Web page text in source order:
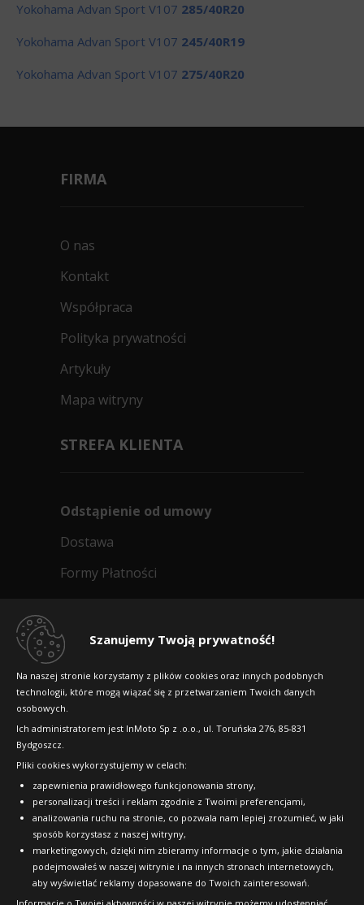
Szanujemy Twoją prywatność!
Na naszej stronie korzystamy z plików cookies oraz innych podobnych
technologii, które mogą wiązać się z przetwarzaniem Twoich danych
osobowych.
Ich administratorem jest InMoto Sp z .o.o., ul. Toruńska 276, 85-831
Bydgoszcz.
Pliki cookies wykorzystujemy w celach:
zapewnienia prawidłowego funkcjonowania strony,
personalizacji treści i reklam zgodnie z Twoimi preferencjami,
analizowania ruchu na stronie, co pozwala nam lepiej zrozumieć, w jaki
sposób korzystasz z naszej witryny,
marketingowych, dzięki nim zbieramy informacje o tym, jakie działania
podejmowałeś w naszej witrynie i na innych stronach internetowych,
aby wyświetlać reklamy dopasowane do Twoich zainteresowań.
Yokohama Advan Sport V107 285/40R20
Yokohama Advan Sport V107 245/40R19
Yokohama Advan Sport V107 275/40R20
FIRMA
O nas
Kontakt
Współpraca
Polityka prywatności
Artykuły
Mapa witryny
STREFA KLIENTA
Odstąpienie od umowy
Dostawa
Formy Płatności
Dlaczego warto kupić w 24opony.pl
Raty
FAQ
OFICJALNY PARTNER